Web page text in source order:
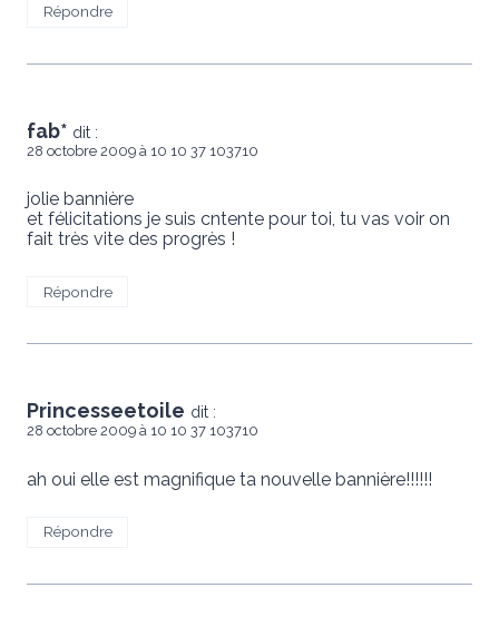
Répondre
fab* dit :
28 octobre 2009 à 10 10 37 103710
jolie bannière
et félicitations je suis cntente pour toi, tu vas voir on
fait très vite des progrès !
Répondre
Princesseetoile dit :
28 octobre 2009 à 10 10 37 103710
ah oui elle est magnifique ta nouvelle bannière!!!!!!
Répondre